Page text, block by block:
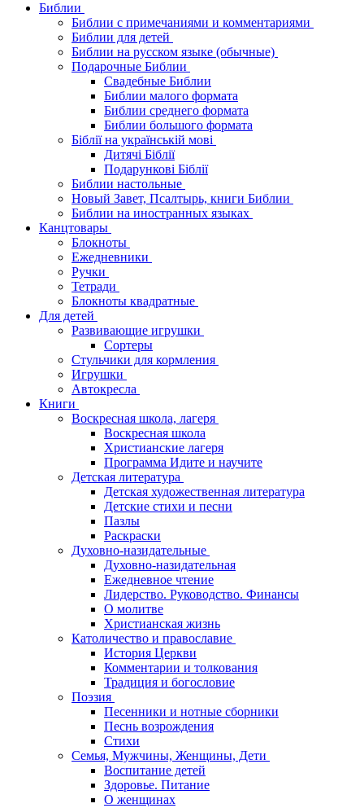
Библии
Библии с примечаниями и комментариями
Библии для детей
Библии на русском языке (обычные)
Подарочные Библии
Свадебные Библии
Библии малого формата
Библии среднего формата
Библии большого формата
Біблії на українській мові
Дитячі Біблії
Подарункові Біблії
Библии настольные
Новый Завет, Псалтырь, книги Библии
Библии на иностранных языках
Канцтовары
Блокноты
Ежедневники
Ручки
Тетради
Блокноты квадратные
Для детей
Развивающие игрушки
Сортеры
Стульчики для кормления
Игрушки
Автокресла
Книги
Воскресная школа, лагеря
Воскресная школа
Христианские лагеря
Программа Идите и научите
Детская литература
Детская художественная литература
Детские стихи и песни
Пазлы
Раскраски
Духовно-назидательные
Духовно-назидательная
Ежедневное чтение
Лидерство. Руководство. Финансы
О молитве
Христианская жизнь
Католичество и православие
История Церкви
Комментарии и толкования
Традиция и богословие
Поэзия
Песенники и нотные сборники
Песнь возрождения
Стихи
Семья, Мужчины, Женщины, Дети
Воспитание детей
Здоровье. Питание
О женщинах